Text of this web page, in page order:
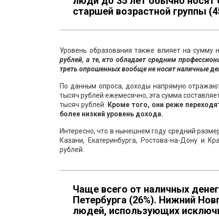
старшей возрастной группы
Уровень образования также влияет на сумму
рублей, а те, кто обладает средним
треть опрошенных вообще не носит наличные
По данным опроса, доходы напрямую
тысяч рублей ежемесячно, эта сумма
тысяч рублей.
Кроме того, они реже
более низкий уровень дохода.
Интересно, что в нынешнем году средний
Казани, Екатеринбурга, Ростова-на-Дону и
рублей.
Чаще всего от наличных
Петербурга (26%). Нижний
людей, использующих